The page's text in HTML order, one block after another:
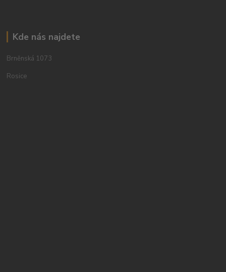
Kde nás najdete
Brněnská 1073
Rosice